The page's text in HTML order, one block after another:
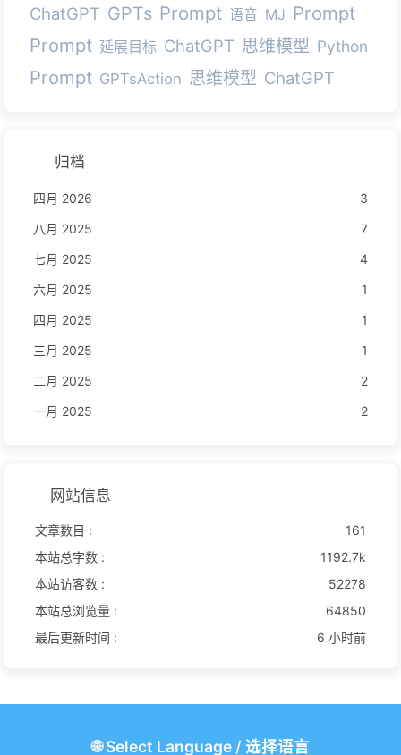
ChatGPT GPTs Prompt 语音 MJ Prompt
Prompt 延展目标 ChatGPT 思维模型 Python
Prompt GPTsAction 思维模型 ChatGPT
归档
四月 2026
3
八月 2025
7
七月 2025
4
六月 2025
1
四月 2025
1
三月 2025
1
二月 2025
2
一月 2025
2
网站信息
文章数目 :
161
本站总字数 :
1192.7k
本站访客数 :
52278
本站总浏览量 :
64850
最后更新时间 :
6 小时前
🌐Select Language/ 选择语言